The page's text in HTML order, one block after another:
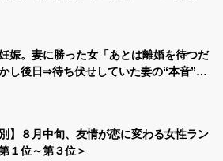
娠。妻に勝った女「あとは離婚を待つだ
し後日⇒待ち伏せしていた妻の“本音”に
別】８月中旬、友情が恋に変わる女性ラン
１位～第３位＞